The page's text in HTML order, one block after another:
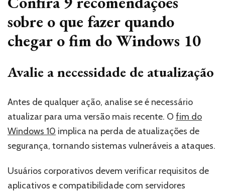
sobre o que fazer quando
chegar o fim do Windows 10
Avalie a necessidade de atualização
Antes de qualquer ação, analise se é necessário
atualizar para uma versão mais recente. O fim do
Windows 10 implica na perda de atualizações de
segurança, tornando sistemas vulneráveis a ataques.
Usuários corporativos devem verificar requisitos de
aplicativos e compatibilidade com servidores